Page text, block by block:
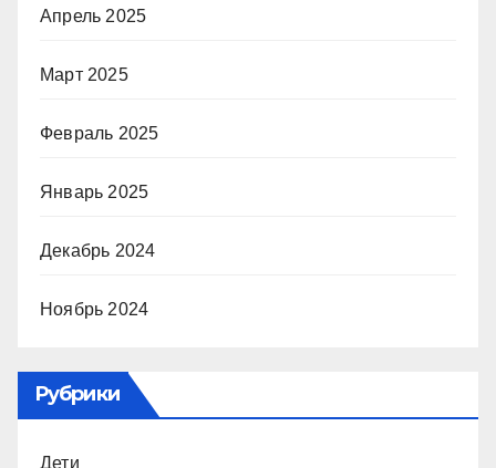
Апрель 2025
Март 2025
Февраль 2025
Январь 2025
Декабрь 2024
Ноябрь 2024
Рубрики
Дети